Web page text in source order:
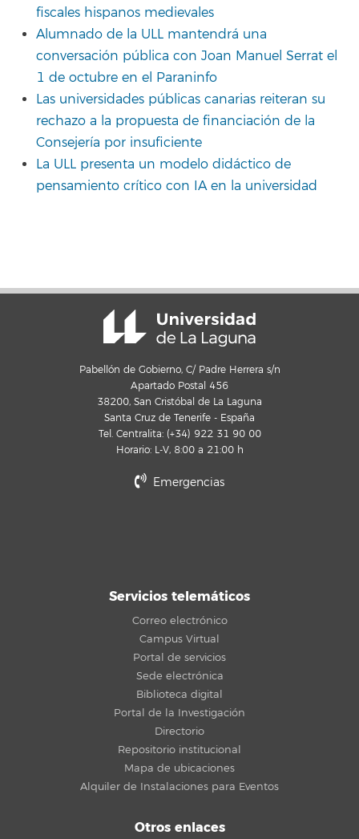
fiscales hispanos medievales
Alumnado de la ULL mantendrá una
conversación pública con Joan Manuel Serrat el
1 de octubre en el Paraninfo
Las universidades públicas canarias reiteran su
rechazo a la propuesta de financiación de la
Consejería por insuficiente
La ULL presenta un modelo didáctico de
pensamiento crítico con IA en la universidad
Pabellón de Gobierno, C/ Padre Herrera s/n
Apartado Postal 456
38200, San Cristóbal de La Laguna
Santa Cruz de Tenerife - España
Tel. Centralita: (+34) 922 31 90 00
Horario: L-V, 8:00 a 21:00 h
Emergencias
Servicios telemáticos
Correo electrónico
Campus Virtual
Portal de servicios
Sede electrónica
Biblioteca digital
Portal de la Investigación
Directorio
Repositorio institucional
Mapa de ubicaciones
Alquiler de Instalaciones para Eventos
Otros enlaces